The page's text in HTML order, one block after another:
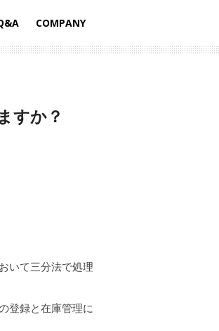
COMPANY
すか？
いて三分法で処理
登録と在庫管理に